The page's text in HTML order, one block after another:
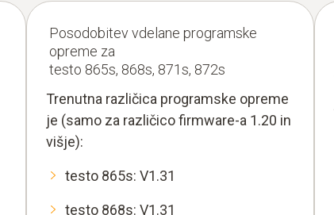
Posodobitev vdelane programske
opreme za
testo 865s, 868s, 871s, 872s
Trenutna različica programske opreme
je (samo za različico firmware-a 1.20 in
višje):
testo 865s: V1.31
testo 868s: V1.31